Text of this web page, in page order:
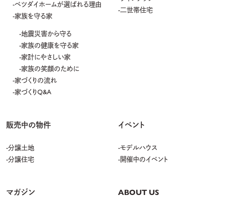
ベツダイホームが選ばれる理由
家族を守る家
地震災害から守る
家族の健康を守る家
家計にやさしい家
家族の笑顔のために
家づくりの流れ
家づくりQ&A
二世帯住宅
販売中の物件
分譲土地
分譲住宅
イベント
モデルハウス
開催中のイベント
マガジン ABOUT US